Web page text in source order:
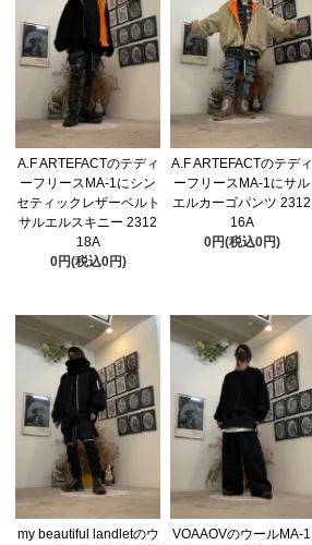
A.F ARTEFACTのテディ
ーフリースMA-1にシン
セティックレザーベルト
サルエルスキニー 2312
18A
0円(税込0円)
A.F ARTEFACTのテディ
ーフリースMA-1にサル
エルカーゴパンツ 2312
16A
0円(税込0円)
my beautiful landletのウ
VOAAOVのウールMA-1